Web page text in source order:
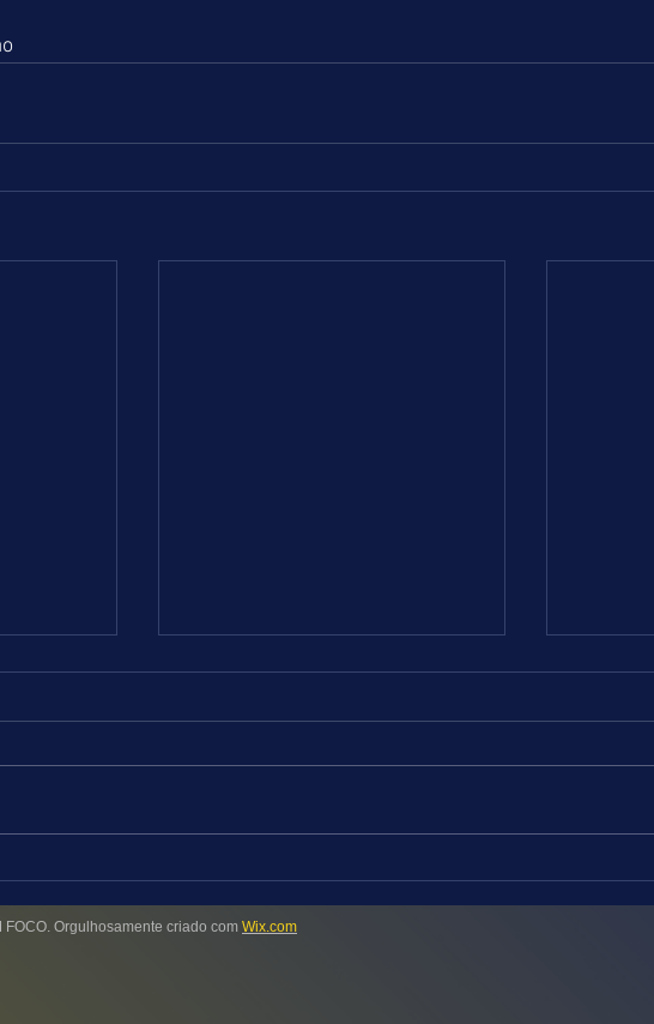
= SP FUTEBOL = DICAS DE 08 a 09.08.26
Tivemos um reaparecimento
principais campeonatos europeus
TURFE =
na areia
leves.
Orgulhosamente criado com Wix.com